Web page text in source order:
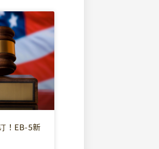
！EB-5新